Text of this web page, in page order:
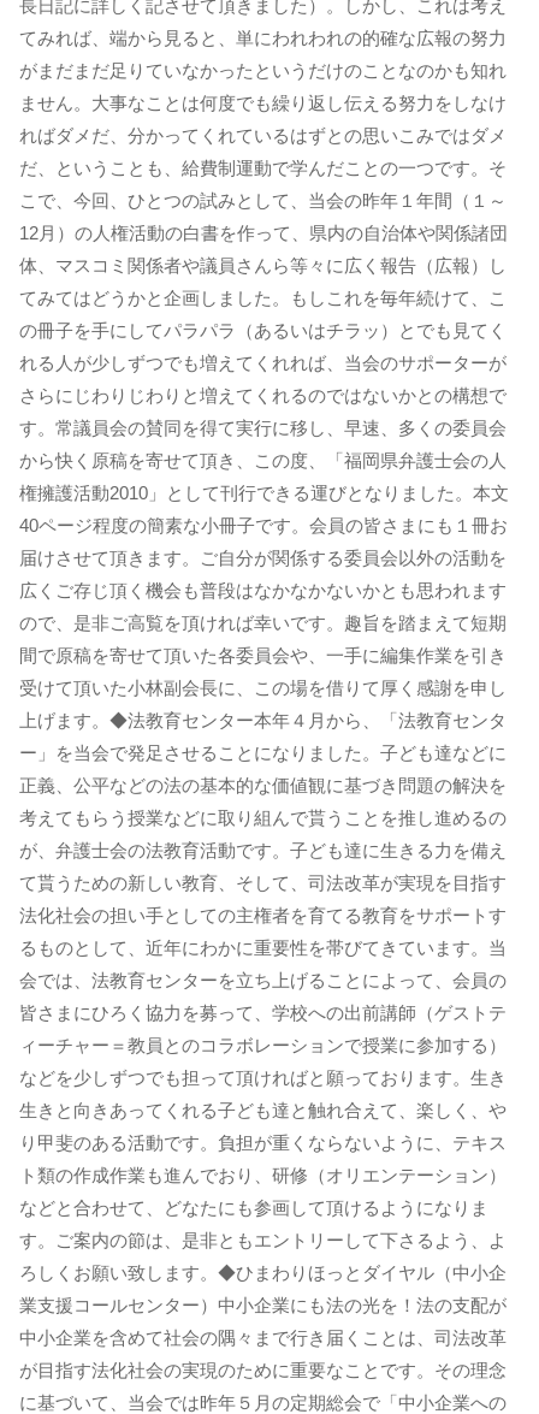
長日記に詳しく記させて頂きました）。しかし、これは考え
てみれば、端から見ると、単にわれわれの的確な広報の努力
がまだまだ足りていなかったというだけのことなのかも知れ
ません。大事なことは何度でも繰り返し伝える努力をしなけ
ればダメだ、分かってくれているはずとの思いこみではダメ
だ、ということも、給費制運動で学んだことの一つです。そ
こで、今回、ひとつの試みとして、当会の昨年１年間（１～
12月）の人権活動の白書を作って、県内の自治体や関係諸団
体、マスコミ関係者や議員さんら等々に広く報告（広報）し
てみてはどうかと企画しました。もしこれを毎年続けて、こ
の冊子を手にしてパラパラ（あるいはチラッ）とでも見てく
れる人が少しずつでも増えてくれれば、当会のサポーターが
さらにじわりじわりと増えてくれるのではないかとの構想で
す。常議員会の賛同を得て実行に移し、早速、多くの委員会
から快く原稿を寄せて頂き、この度、「福岡県弁護士会の人
権擁護活動2010」として刊行できる運びとなりました。本文
40ページ程度の簡素な小冊子です。会員の皆さまにも１冊お
届けさせて頂きます。ご自分が関係する委員会以外の活動を
広くご存じ頂く機会も普段はなかなかないかとも思われます
ので、是非ご高覧を頂ければ幸いです。趣旨を踏まえて短期
間で原稿を寄せて頂いた各委員会や、一手に編集作業を引き
受けて頂いた小林副会長に、この場を借りて厚く感謝を申し
上げます。◆法教育センター本年４月から、「法教育センタ
ー」を当会で発足させることになりました。子ども達などに
正義、公平などの法の基本的な価値観に基づき問題の解決を
考えてもらう授業などに取り組んで貰うことを推し進めるの
が、弁護士会の法教育活動です。子ども達に生きる力を備え
て貰うための新しい教育、そして、司法改革が実現を目指す
法化社会の担い手としての主権者を育てる教育をサポートす
るものとして、近年にわかに重要性を帯びてきています。当
会では、法教育センターを立ち上げることによって、会員の
皆さまにひろく協力を募って、学校への出前講師（ゲストテ
ィーチャー＝教員とのコラボレーションで授業に参加する）
などを少しずつでも担って頂ければと願っております。生き
生きと向きあってくれる子ども達と触れ合えて、楽しく、や
り甲斐のある活動です。負担が重くならないように、テキス
ト類の作成作業も進んでおり、研修（オリエンテーション）
などと合わせて、どなたにも参画して頂けるようになりま
す。ご案内の節は、是非ともエントリーして下さるよう、よ
ろしくお願い致します。◆ひまわりほっとダイヤル（中小企
業支援コールセンター）中小企業にも法の光を！法の支配が
中小企業を含めて社会の隅々まで行き届くことは、司法改革
が目指す法化社会の実現のために重要なことです。その理念
に基づいて、当会では昨年５月の定期総会で「中小企業への